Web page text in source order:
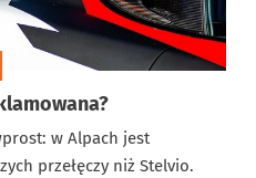
w Alpach jest
przełęczy niż Stelvio.